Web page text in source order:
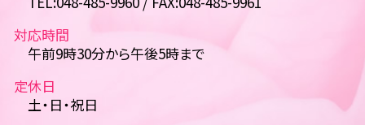
対応時間
午前9時30分から午後5時まで
定休日
土・日・祝日